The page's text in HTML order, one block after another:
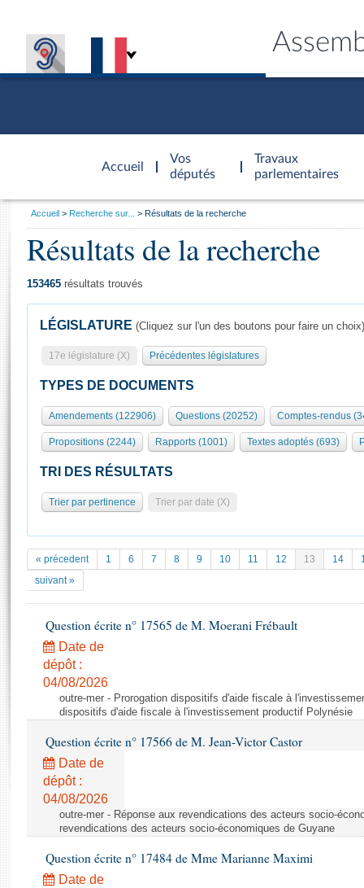
Accueil
d'accueil
Vos
députés
Travaux
parlementaires
Présidence
577 députés
Groupes politiques
Séance publique
Commissions et autres organes
Europe et International
Pétitions
Documents parlementaires
Projets de loi
Propositions de loi
Amendements
Textes adoptés
Rapports d'information
Rapports législatifs
Rapports sur l'application des lois
Baromètre de l’application des lois
Dossiers législatifs
Budget et sécurité sociale
Questions écrites et orales
Général
Rôle et pouvoirs de l'Assemblée
Organisation de l'Assemblée
Présidence Conférence des Présidents Bureau Collège des
Statistiques et chiffres clés
Documents de référence
( Constitution | Règlement de l'Assemblée ... )
Histoire
Juniors
Anciennes législatures
Liens vers les sites publics
Visiter l'Assemblée
Visite virtuelle du palais Bourbon
Assister à une séance
La Bibliothèque
Les archives
Contacts et plan d'accès
Photos libres de droit
Vous
Accueil Recherche sur... Résultats de la recherche
Résultats de la recherche
153465 résultats trouvés
LÉGISLATURE (Cliquez sur l'un des boutons pour faire un choix)
17e législature (X) Précédentes législatures
TYPES DE DOCUMENTS
Amendements (122906) Questions (20252) Comptes-rendus
Propositions (2244) Rapports (1001) Textes adoptés (693)
TRI DES RÉSULTATS
Trier par pertinence Trier par date (X)
« précedent 1 6 7 8 9 10 11 12 13 14
suivant »
Question écrite n° 17565 de M. Moerani Frébault
Date de
dépôt :
04/08/2026
outre-mer - Prorogation dispositifs d'aide fiscale à
dispositifs d'aide fiscale à l'investissement productif Polynésie
Question écrite n° 17566 de M. Jean-Victor Castor
Date de
dépôt :
04/08/2026
outre-mer - Réponse aux revendications des acteurs socio-
revendications des acteurs socio-économiques de Guyane
Question écrite n° 17484 de Mme Marianne Maximi
Date de